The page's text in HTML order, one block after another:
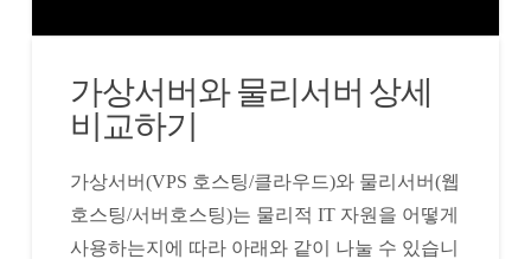
가상서버와 물리서버 상세
비교하기
가상서버(VPS 호스팅/클라우드)와 물리서버(웹
호스팅/서버호스팅)는 물리적 IT 자원을 어떻게
사용하는지에 따라 아래와 같이 나눌 수 있습니